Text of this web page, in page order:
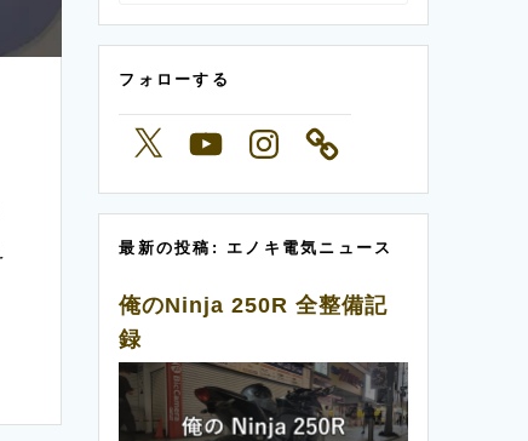
フォローする
X YouTubeInstagram
最新の投稿: エノキ電気ニュース
俺のNinja 250R 全整備記
録